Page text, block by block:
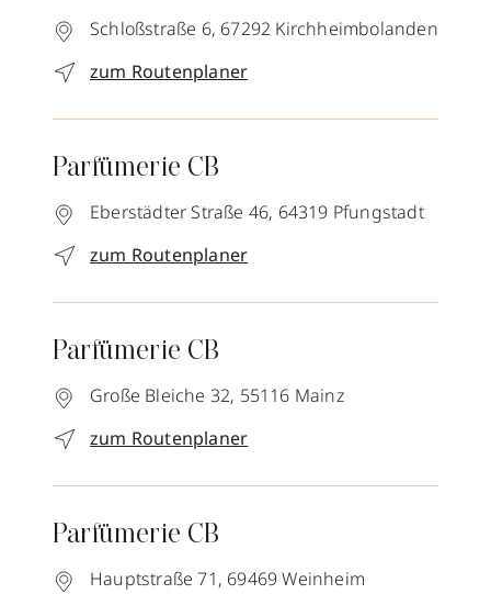
Schloßstraße 6, 67292 Kirchheimbolanden
zum Routenplaner
Parfümerie CB
Eberstädter Straße 46, 64319 Pfungstadt
zum Routenplaner
Parfümerie CB
Große Bleiche 32, 55116 Mainz
zum Routenplaner
Parfümerie CB
Hauptstraße 71, 69469 Weinheim